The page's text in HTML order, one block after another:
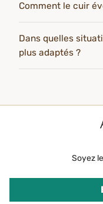
Comment le cuir
Dans quelles
plus adaptés ?
Soyez